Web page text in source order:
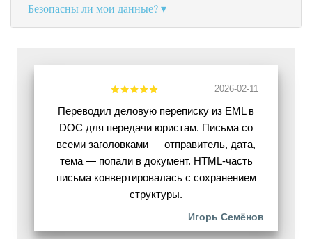
Безопасны ли мои данные?
2026-02-11
Переводил деловую переписку из EML в
DOC для передачи юристам. Письма со
всеми заголовками — отправитель, дата,
тема — попали в документ. HTML-часть
письма конвертировалась с сохранением
структуры.
Игорь Семёнов